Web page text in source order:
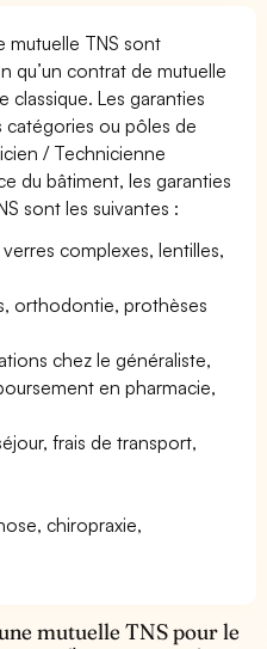
mutuelle TNS sont
qu’un contrat de mutuelle
classique. Les garanties
catégories ou pôles de
/ Technicienne
du bâtiment, les garanties
sont les suivantes :
complexes, lentilles,
orthodontie, prothèses
chez le généraliste,
en pharmacie,
frais de transport,
chiropraxie,
mutuelle TNS pour le